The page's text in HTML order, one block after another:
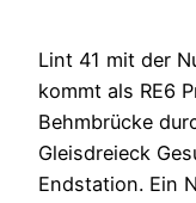
Lint 41 mit der
kommt als RE6
Behmbrücke
Gleisdreieck
Endstation. Ein